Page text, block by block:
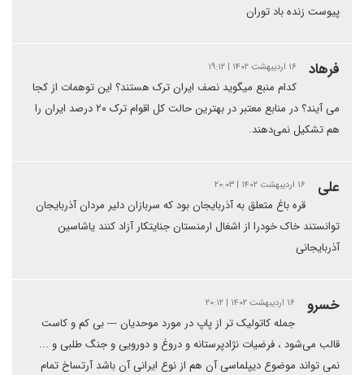
پیوست زنده باد توران
فرهاد ۱۶ اردیبهشت ۱۴۰۲ | ۱۹:۱۲
کدام منبع میگوید نصف ایران ترک هستند؟ این توهمات از کجا
می آیند؟ در منابع معتبر در بهترین حالت کل اقوام ترک ۲۰ درصد ایران را
هم تشکیل نمی‌دهند.
علی ۱۶ اردیبهشت ۱۴۰۲ | ۲۰:۰۳
قره باغ متعلق به آذربایجان بود که سربازان دلیر مردان آذربایجان
توانستند خاک خودرا از اشغال ارمنستان جنایتکار آزاد کنند یاشاسین
آذربایجانی
خسرو ۱۶ اردیبهشت ۱۴۰۲ | ۲۰:۱۲
جمله کاتولیک تر از پاپ در مورد موحدیان --- بی کم و کاست
قالب می‌شود ، فرضیات نژادپرستانه و دروغ و دورویی و جنگ طلبی و ...
نمی تواند موضوع دیپلماسی آن هم از نوع ایرانی آن باشد آرتساخ تمام